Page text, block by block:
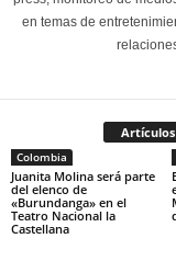
en temas de
Colombia
Juanita Molina será parte
del elenco de
«Burundanga» en el
Teatro Nacional la
Castellana